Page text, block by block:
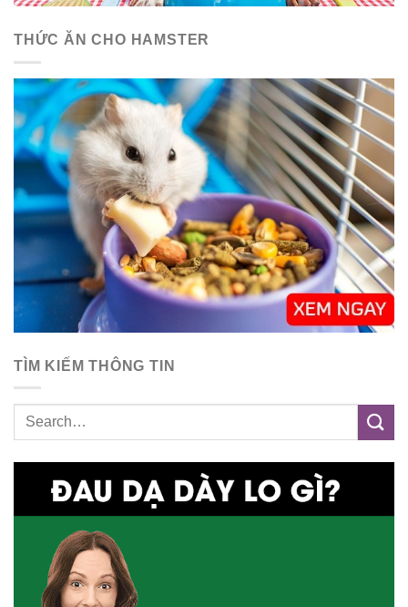
THỨC ĂN CHO HAMSTER
TÌM KIẾM THÔNG TIN